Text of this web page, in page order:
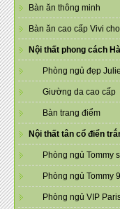
Bàn ăn thông minh
Bàn ăn cao cấp Vivi
Nội thất phong cách
Phòng ngủ đẹp
Giường da cao cấp
Bàn trang điểm
Nội thất tân cổ điển
Phòng ngủ Tommy
Phòng ngủ Tommy
Phòng ngủ VIP